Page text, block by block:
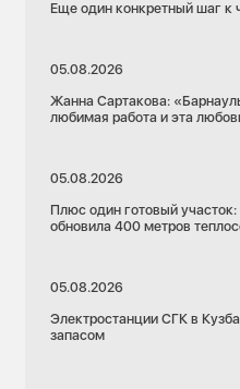
Еще один конкретный шаг к
05.08.2026
Жанна Сартакова:
любимая работа и эта
05.08.2026
Плюс один готовый
обновила 400 метров
05.08.2026
Электростанции СГК в
запасом